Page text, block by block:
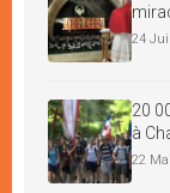
24
20
à
22